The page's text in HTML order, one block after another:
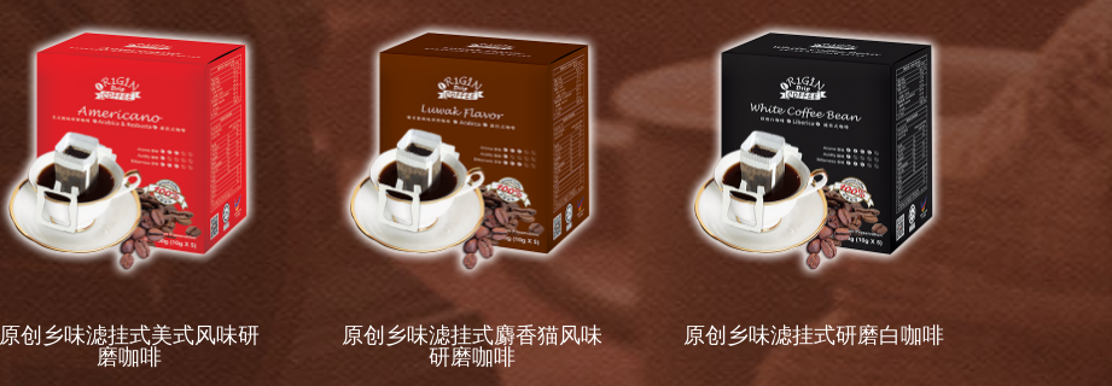
原创乡味滤挂式美式风味研
磨咖啡
原创乡味滤挂式麝香猫风味
研磨咖啡
原创乡味滤挂式研磨白咖啡